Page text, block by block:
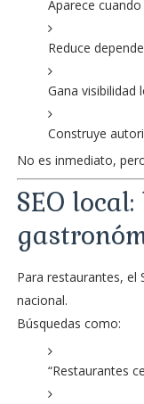
Aparece
Reduce
Gana visibilidad
Construye
No es inmediato,
SEO
Para restaurantes, el
nacional.
Búsquedas como:
“Restaurantes